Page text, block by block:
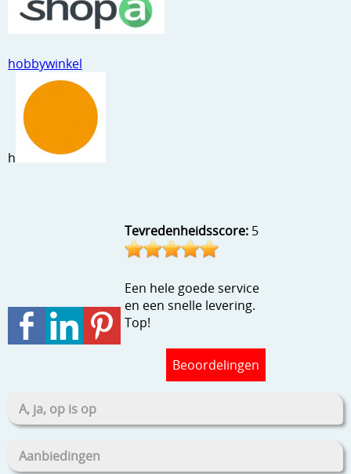
Ribbelaar
Speciaal papier
Stans machine en embossing machines
Stempels en zo
hobbywinkel
h
Tevredenheidsscore: 5
Een hele goede service
en een snelle levering.
Top!
Beoordelingen
A, ja, op is op
Aanbiedingen